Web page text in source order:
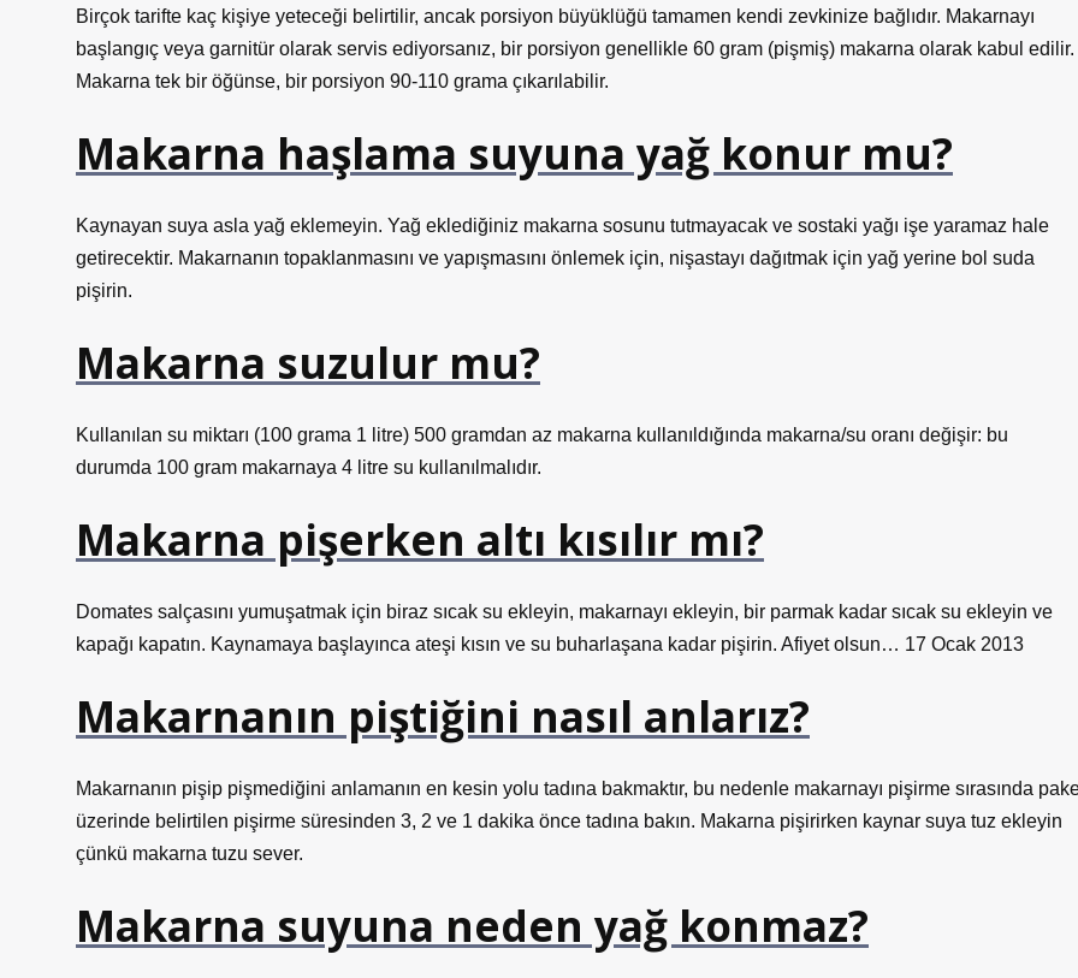
Birçok tarifte kaç kişiye yeteceği belirtilir, ancak porsiyon büyüklüğü tamamen kendi zevkinize bağlıdır. Makarnayı
başlangıç ​​veya garnitür olarak servis ediyorsanız, bir porsiyon genellikle 60 gram (pişmiş) makarna olarak kabul edilir.
Makarna tek bir öğünse, bir porsiyon 90-110 grama çıkarılabilir.
Makarna haşlama suyuna yağ konur mu?
Kaynayan suya asla yağ eklemeyin. Yağ eklediğiniz makarna sosunu tutmayacak ve sostaki yağı işe yaramaz hale
getirecektir. Makarnanın topaklanmasını ve yapışmasını önlemek için, nişastayı dağıtmak için yağ yerine bol suda
pişirin.
Makarna suzulur mu?
Kullanılan su miktarı (100 grama 1 litre) 500 gramdan az makarna kullanıldığında makarna/su oranı değişir: bu
durumda 100 gram makarnaya 4 litre su kullanılmalıdır.
Makarna pişerken altı kısılır mı?
Domates salçasını yumuşatmak için biraz sıcak su ekleyin, makarnayı ekleyin, bir parmak kadar sıcak su ekleyin ve
kapağı kapatın. Kaynamaya başlayınca ateşi kısın ve su buharlaşana kadar pişirin. Afiyet olsun… 17 Ocak 2013
Makarnanın piştiğini nasıl anlarız?
Makarnanın pişip pişmediğini anlamanın en kesin yolu tadına bakmaktır, bu nedenle makarnayı pişirme sırasında
üzerinde belirtilen pişirme süresinden 3, 2 ve 1 dakika önce tadına bakın. Makarna pişirirken kaynar suya tuz ekleyin
çünkü makarna tuzu sever.
Makarna suyuna neden yağ konmaz?